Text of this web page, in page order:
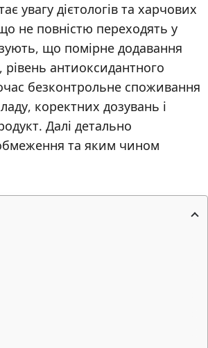
увагу дієтологів та харчових
не повністю переходять у
що помірне додавання
антиоксидантного
безконтрольне споживання
коректних дозувань і
Далі детально
та яким чином